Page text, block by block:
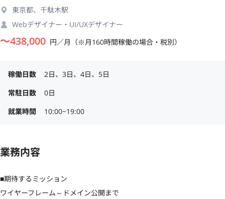
東京都、千駄木駅
Webデザイナー・UI/UXデザイナー
〜438,000 円／月（※月160時間稼働の場合・税別）
稼働日数
2日、3日、4日、5日
常駐日数
0日
就業時間
10:00~19:00
業務内容
■期待するミッション
ワイヤーフレーム～ドメイン公開まで